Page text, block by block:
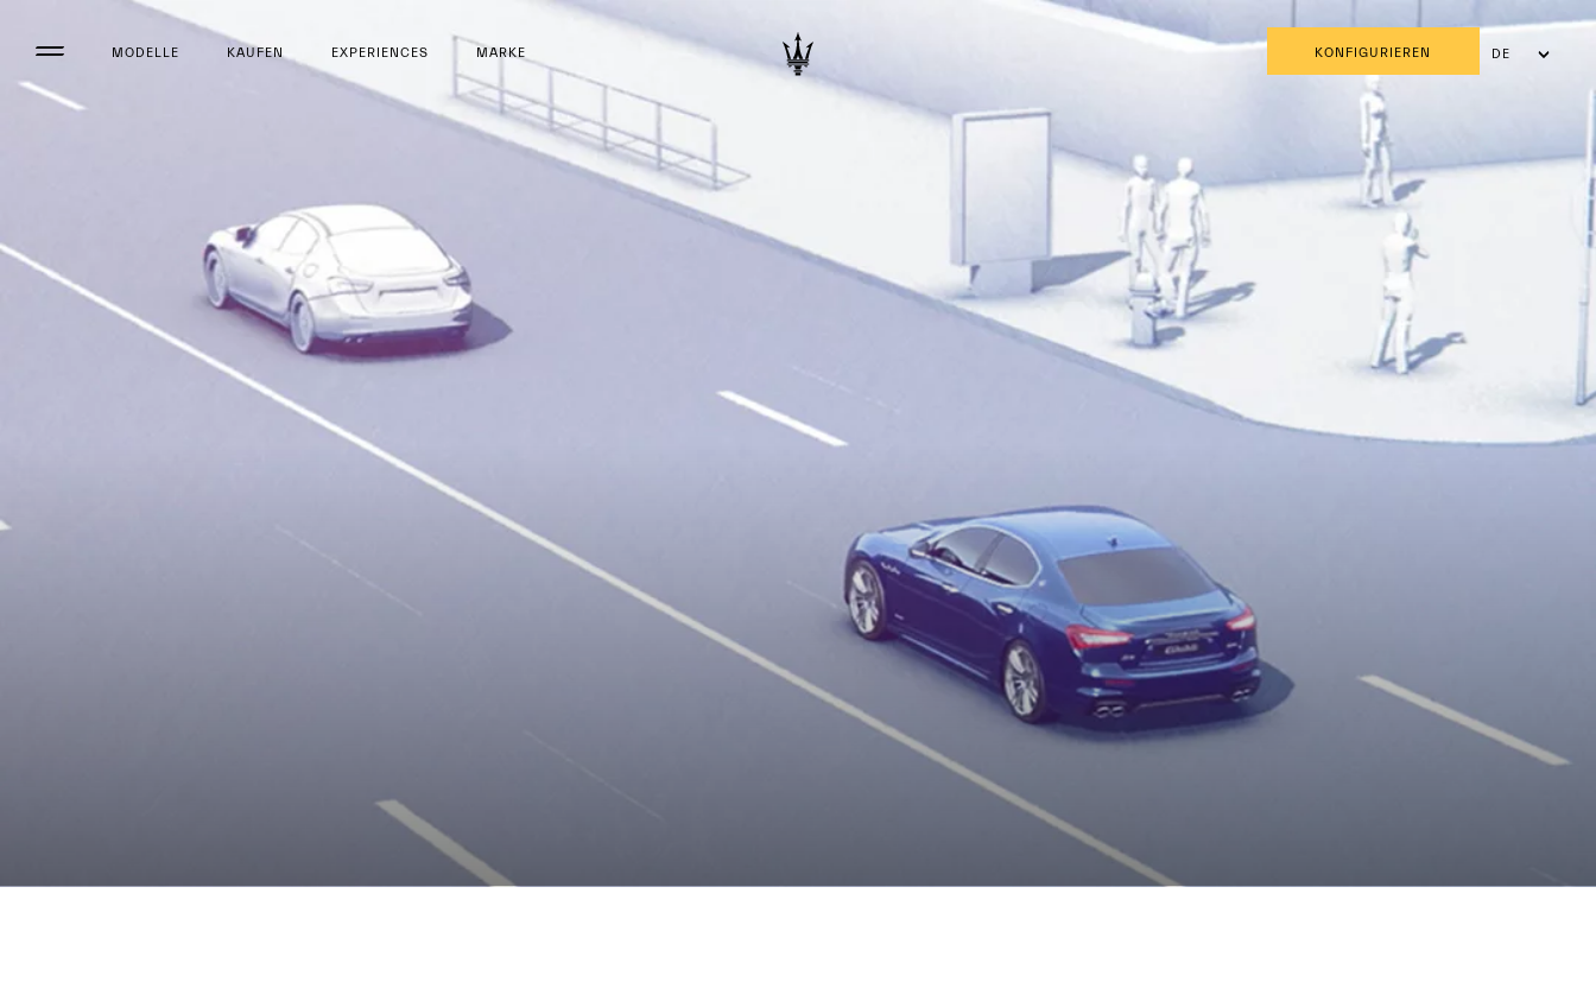
MODELLE KAUFEN EXPERIENCES MARKE KONFIGURIEREN
DE